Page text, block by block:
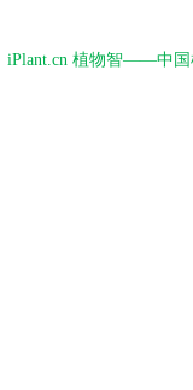
iPlant.cn 植物智——中国